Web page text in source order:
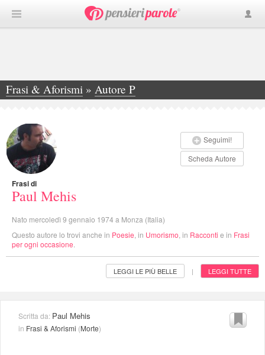
Frasi & Aforismi » Autore P
»Paul Mehis
Seguimi!
Scheda Autore
Frasi di
Paul Mehis
Nato mercoledì 9 gennaio 1974 a Monza (Italia)
Questo autore lo trovi anche in Poesie , in Umorismo , in Racconti e in Frasi
per ogni occasione
LEGGI LE PIÙ BELLE | LEGGI TUTTE
Scritta da: Paul Mehis
in Frasi & Aforismi (Morte)